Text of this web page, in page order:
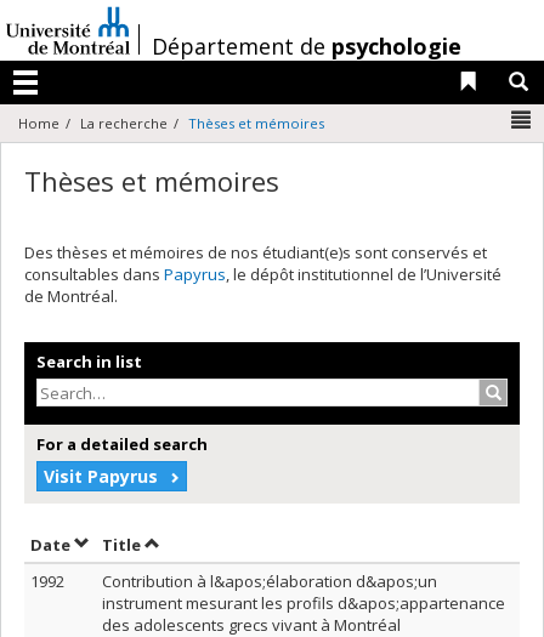
au
contenu
/Département de psychologie
Menu
Liens
Home La recherche Thèses et mémoires
Thèses et mémoires
Des thèses et mémoires de nos étudiant(e)s sont conservés et
consultables dans Papyrus, le dépôt institutionnel de l’Université
de Montréal.
Search in list
For a detailed search
Visit Papyrus
DateSort by date in descending order
TitleSort by title in descending order
1992
Contribution à l&apos;élaboration d&apos;un
instrument mesurant les profils d&apos;appartenance
des adolescents grecs vivant à Montréal